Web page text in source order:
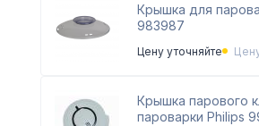
Крышка для
983987
Цену уточняйте
Крышка парового
пароварки Philips